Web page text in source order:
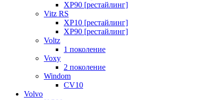
XP90 [рестайлинг]
Vitz RS
XP10 [рестайлинг]
XP90 [рестайлинг]
Voltz
1 поколение
Voxy
2 поколение
Windom
СV10
Volvo